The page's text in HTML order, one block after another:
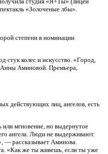
«Золоченые лбы».
степени в номинации
стук колес и искусство. «Город,
Анны Аминовой. Премьера,
действующих лиц, ангелов, есть
или мгновение, но выдернутое
ангела. Люди не выдерживают.
— рассказывает Аминова.
«Как же ты живешь, если ты уже